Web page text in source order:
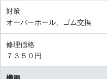
対策
オーバーホール、ゴム交換
修理価格
７３５０円